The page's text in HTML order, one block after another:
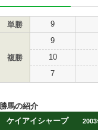
単勝 9
複勝
9
10
7
勝馬の紹介
ケイアイシャープ